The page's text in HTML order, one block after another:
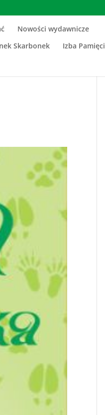
Nowości wydawnicze
Skarbonek Izba Pamięci